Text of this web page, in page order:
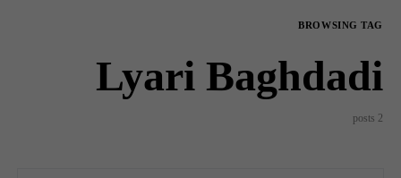
BROWSING TAG
Lyari Baghdadi
2 posts